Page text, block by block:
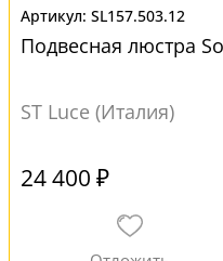
SL157.503.12
Подвесная люстра
ST Luce (Италия)
24 400 ₽